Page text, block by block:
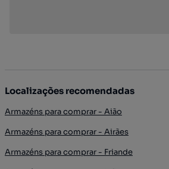
Localizações recomendadas
Armazéns para comprar - Aião
Armazéns para comprar - Airães
Armazéns para comprar - Friande